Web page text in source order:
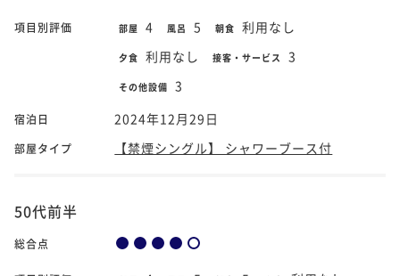
項目別評価 部屋 4 風呂 5 朝食 利用なし
夕食 利用なし 接客・サービス 3
その他設備 3
宿泊日 2024年12月29日
部屋タイプ 【禁煙シングル】 シャワーブース付
50代前半
総合点